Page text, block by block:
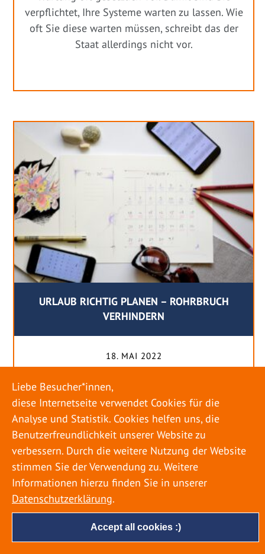
verpflichtet, Ihre Systeme warten zu lassen. Wie
oft Sie diese warten müssen, schreibt das der
Staat allerdings nicht vor.
URLAUB RICHTIG PLANEN – ROHRBRUCH
VERHINDERN
18. MAI 2022
genießen ihren Urlaub. Dabei zieht es die Einen
weiter weg, die Anderen bleiben dann doch
lieber in der Heimat. Wenn Sie für eine längere
Zeit wegfahren möchten, gibt es einige Dinge zu
beachten, damit nicht anschließend eine böse
Überraschung auf Sie wartet. Um einen
möglichst entspannten Urlaub zu […]
Accept all cookies :)
Liebe Besucher*innen,
diese Internetseite verwendet Cookies für die
Analyse und Statistik. Cookies helfen uns, die
Benutzerfreundlichkeit unserer Website zu
verbessern. Durch die weitere Nutzung der Website
stimmen Sie der Verwendung zu. Weitere
Informationen hierzu finden Sie in unserer
Datenschutzerklärung.